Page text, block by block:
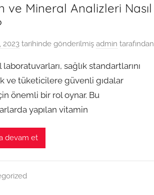
ve Mineral Analizleri Nasıl
2023 tarihinde gönderilmiş admin tarafından
laboratuvarları, sağlık standartlarını
ve tüketicilere güvenli gıdalar
önemli bir rol oynar. Bu
yapılan vitamin
devam et